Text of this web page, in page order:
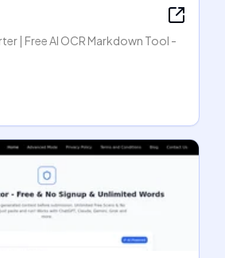
| Free AI OCR Markdown Tool -